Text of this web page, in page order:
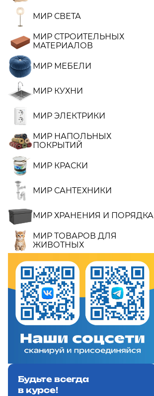
МИР СВЕТА
МИР СТРОИТЕЛЬНЫХ
МАТЕРИАЛОВ
МИР МЕБЕЛИ
МИР КУХНИ
МИР ЭЛЕКТРИКИ
МИР НАПОЛЬНЫХ
ПОКРЫТИЙ
МИР КРАСКИ
МИР САНТЕХНИКИ
МИР ХРАНЕНИЯ И ПОРЯДКА
МИР ТОВАРОВ ДЛЯ
ЖИВОТНЫХ
Будьте всегда
в курсе!